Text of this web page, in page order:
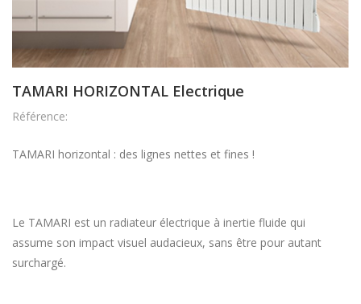
TAMARI HORIZONTAL Electrique
Référence:
TAMARI horizontal : des lignes nettes et fines !
Le TAMARI est un radiateur électrique à inertie fluide qui
assume son impact visuel audacieux, sans être pour autant
surchargé.